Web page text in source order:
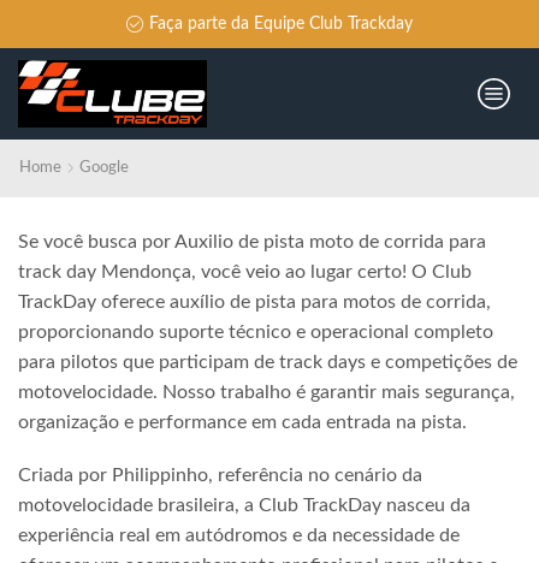
Faça parte da Equipe Club Trackday
Home Google
Se você busca por Auxilio de pista moto de corrida para
track day Mendonça, você veio ao lugar certo! O Club
TrackDay oferece auxílio de pista para motos de corrida,
proporcionando suporte técnico e operacional completo
para pilotos que participam de track days e competições de
motovelocidade. Nosso trabalho é garantir mais segurança,
organização e performance em cada entrada na pista.
Criada por Philippinho, referência no cenário da
motovelocidade brasileira, a Club TrackDay nasceu da
experiência real em autódromos e da necessidade de